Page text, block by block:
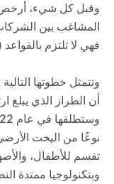
المشاغب بين الشركات
فهي لا تلتزم
وتتمثل خطوتها
نوعًا من اليخت
تقسم للأطفال،
وبتكنولوجيا ممتدة